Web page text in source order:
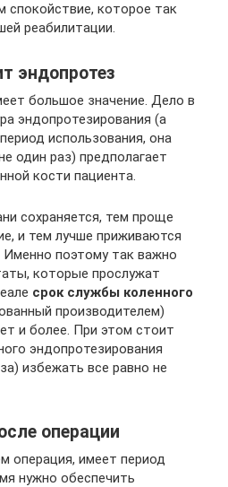
спокойствие, которое так
реабилитации.
эндопротез
большое значение. Дело в
эндопротезирования (а
использования, она
один раз) предполагает
кости пациента.
сохраняется, тем проще
и тем лучше приживаются
Именно поэтому так важно
которые прослужат
срок службы коленного
производителем)
и более. При этом стоит
эндопротезирования
избежать все равно не
операции
операция, имеет период
нужно обеспечить